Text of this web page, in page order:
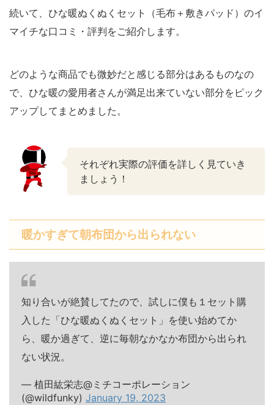
続いて、ひな暖ぬくぬくセット（毛布＋敷きパッド）のイ
マイチな口コミ・評判をご紹介します。
どのような商品でも微妙だと感じる部分はあるものなの
で、ひな暖の愛用者さんが満足出来ていない部分をピック
アップしてまとめました。
それぞれ実際の評価を詳しく見ていき
ましょう！
暖かすぎて朝布団から出られない
知り合いが絶賛してたので、試しに僕も１セット購
入した「ひな暖ぬくぬくセット」を使い始めてか
ら、暖か過ぎて、逆に毎朝なかなか布団から出られ
ない状況。
— 植田紘栄志@ミチコーポレーション
(@wildfunky) January 19, 2023